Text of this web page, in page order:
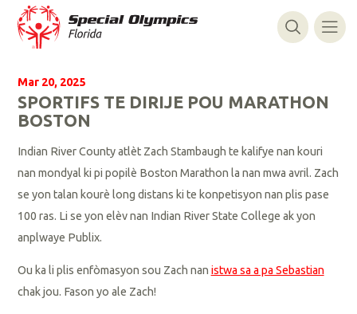
Mar 20, 2025
SPORTIFS TE DIRIJE POU MARATHON
BOSTON
Indian River County atlèt Zach Stambaugh te kalifye nan kouri
nan mondyal ki pi popilè Boston Marathon la nan mwa avril. Zach
se yon talan kourè long distans ki te konpetisyon nan plis pase
100 ras. Li se yon elèv nan Indian River State College ak yon
anplwaye Publix.
Ou ka li plis enfòmasyon sou Zach nan istwa sa a pa Sebastian
chak jou. Fason yo ale Zach!